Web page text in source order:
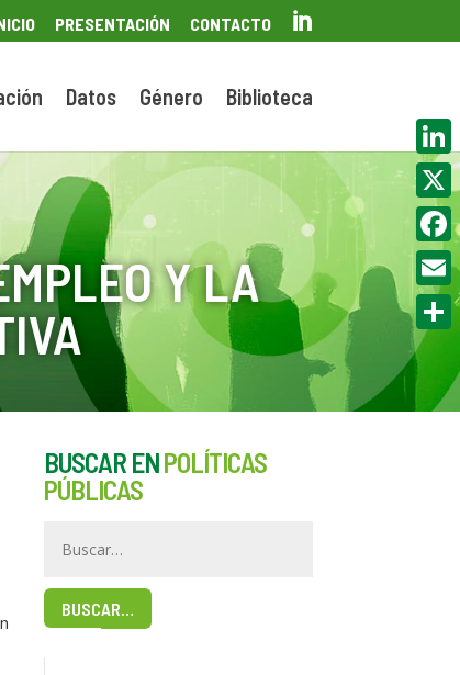
PRESENTACIÓN CONTACTO 
Datos Género Biblioteca
Y LA
BUSCAR ENPOLÍTICAS
PÚBLICAS
BUSCAR…
X
Email